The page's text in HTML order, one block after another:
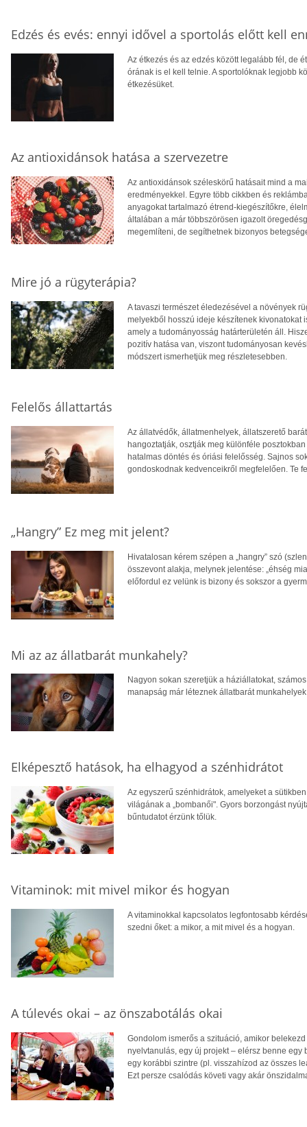
Edzés és evés: ennyi idővel a sportolás előtt kell
Az étkezés és az edzés között legalább fél, de
órának is el kell telnie. A sportolóknak legjobb
étkezésüket.
Az antioxidánsok hatása a szervezetre
Az antioxidánsok széleskörű hatásait mind a
eredményekkel. Egyre több cikkben és
anyagokat tartalmazó étrend-kiegészítőkre,
általában a már többszörösen igazolt
megemlíteni, de segíthetnek bizonyos
Mire jó a rügyterápia?
A tavaszi természet éledezésével a növények
melyekből hosszú ideje készítenek kivonatokat
amely a tudományosság határterületén áll.
pozitív hatása van, viszont tudományosan
módszert ismerhetjük meg részletesebben.
Felelős állattartás
Az állatvédők, állatmenhelyek, állatszerető
hangoztatják, osztják meg különféle
hatalmas döntés és óriási felelősség. Sajnos
gondoskodnak kedvenceikről megfelelően. Te
„Hangry” Ez meg mit jelent?
Hivatalosan kérem szépen a „hangry” szó
összevont alakja, melynek jelentése: „éhség
előfordul ez velünk is bizony és sokszor a
Mi az az állatbarát munkahely?
Nagyon sokan szeretjük a háziállatokat,
manapság már léteznek állatbarát
Elképesztő hatások, ha elhagyod a szénhidrátot
Az egyszerű szénhidrátok, amelyeket a
világának a „bombanői". Gyors borzongást
bűntudatot érzünk tőlük.
Vitaminok: mit mivel mikor és hogyan
A vitaminokkal kapcsolatos legfontosabb
szedni őket: a mikor, a mit mivel és a hogyan.
A túlevés okai – az önszabotálás okai
Gondolom ismerős a szituáció, amikor
nyelvtanulás, egy új projekt – elérsz benne egy
egy korábbi szintre (pl. visszahízod az összes
Ezt persze csalódás követi vagy akár